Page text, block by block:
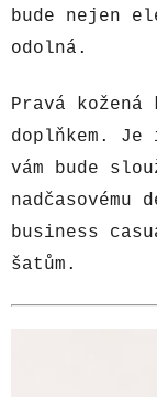
bude nejen
odolná.
Pravá kožená
doplňkem.
vám bude
nadčasovému
business
šatům.